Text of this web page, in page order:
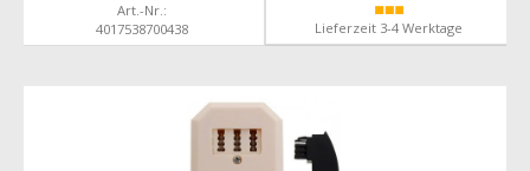
Art.-Nr.:
4017538700438
Lieferzeit 3-4 Werktage